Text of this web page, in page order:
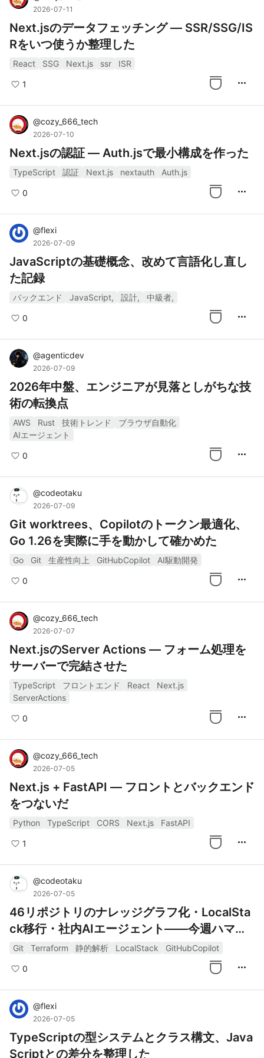
2026-07-11
Next.jsのデータフェッチング — SSR/SSG/IS
Rをいつ使うか整理した
React SSG Next.js ssr ISR
1 more_horiz
@cozy_666_tech
2026-07-10
Next.jsの認証 — Auth.jsで最小構成を作った
TypeScript 認証 Next.js nextauth Auth.js
0 more_horiz
@flexi
2026-07-09
JavaScriptの基礎概念、改めて言語化し直し
た記録
バックエンド JavaScript, 設計, 中級者,
0 more_horiz
@agenticdev
2026-07-09
2026年中盤、エンジニアが見落としがちな技
術の転換点
AWS Rust 技術トレンド
ブラウザ自動化
AIエージェント
0 more_horiz
@codeotaku
2026-07-09
Git worktrees、Copilotのトークン最適化、
Go 1.26を実際に手を動かして確かめた
Go Git 生産性向上 GitHubCopilot AI駆動開発
0 more_horiz
@cozy_666_tech
2026-07-07
Next.jsのServer Actions — フォーム処理を
サーバーで完結させた
TypeScript フロントエンド React
Next.js
ServerActions
0 more_horiz
@cozy_666_tech
2026-07-05
Next.js + FastAPI — フロントとバックエンド
をつないだ
Python TypeScript CORS Next.js FastAPI
1 more_horiz
@codeotaku
2026-07-05
46リポジトリのナレッジグラフ化・LocalSta
ck移行・社内AIエージェント——今週ハマっ
た技術トレンド4選
Git Terraform 静的解析 LocalStack GitHubCopilot
0 more_horiz
@flexi
2026-07-05
TypeScriptの型システムとクラス構文、Java
Scriptとの差分を整理した